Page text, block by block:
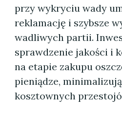
przy wykryciu wady
reklamację i szybsze
wadliwych partii.
sprawdzenie jakości i
na etapie zakupu
pieniądze,
kosztownych